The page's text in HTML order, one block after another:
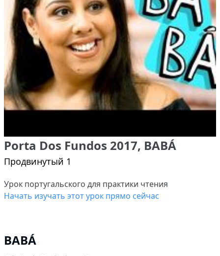
Porta Dos Fundos 2017, BABÁ
Продвинутый 1
Урок португальского для практики чтения
Начать изучать этот урок прямо сейчас
BABÁ